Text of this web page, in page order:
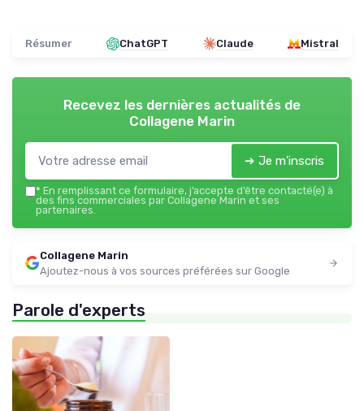
Résumer ChatGPT Claude Mistral
Recevez les dernières actualités de
Collagene Marin
➔ Je m'inscris
* En remplissant ce formulaire, j’accepte d’être contacté(e) à
des fins commerciales par Collagene Marin et ses
partenaires.
Collagene Marin
Ajoutez-nous à vos sources préférées sur Google
Parole d'experts